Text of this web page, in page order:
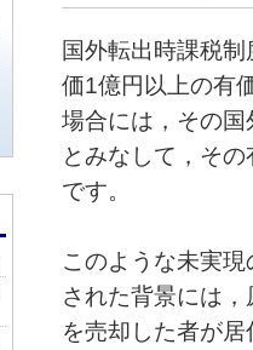
国外転出時課税
価1億円以上の有
場合には，その
とみなして，そ
です。
このような未実
された背景には
を売却した者が